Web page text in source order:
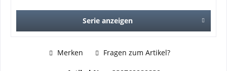
Serie anzeigen
Merken Fragen zum Artikel?